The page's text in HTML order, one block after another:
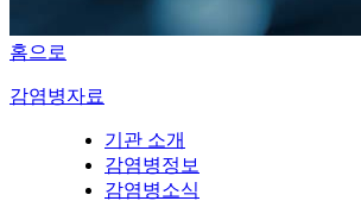
홈으로
감염병자료
기관 소개
감염병정보
감염병소식